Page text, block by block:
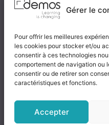
Gérer le
Pour offrir les meilleures
les cookies pour stocker et/ou
consentir à ces technologies
comportement de navigation ou
consentir ou de retirer son
caractéristiques et fonctions.
Accepter
Qualité & certification
Notre certificat
Rejoignez-nous